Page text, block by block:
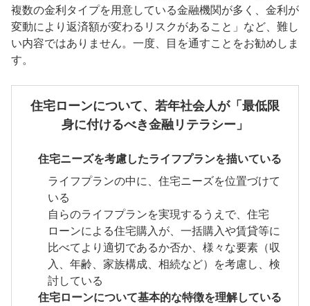
複数の金利タイプを用意している金融機関が多く、金利が
変動により返済額が変わるリスクがあること」など、難し
い内容ではありません。一度、目を通すことをお勧めしま
す。
住宅ローンについて、若年社会人が「最低限
身に付けるべき金融リテラシー」
住宅ニーズを考慮したライフプランを描いている
ライフプランの中に、住宅ニーズを位置づけて
いる
自らのライフプランを実現するうえで、住宅
ローンによる住宅購入が、一括購入や賃貸等に
比べてより適切であるか否か、様々な要素（収
入、年齢、家族構成、相続など）を考慮し、検
討している
住宅ローンについて基本的な特徴を理解している